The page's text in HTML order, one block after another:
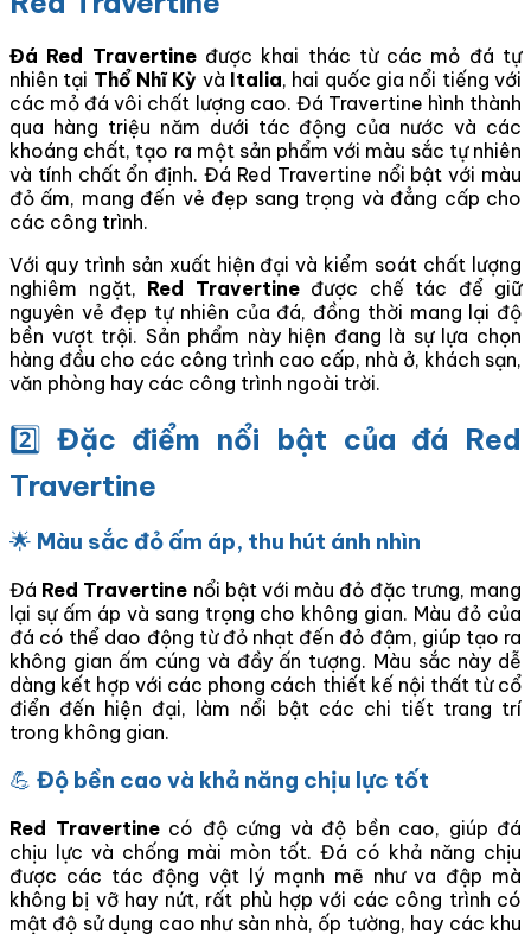
Đá Red Travertineđược khai thác từ các mỏ đá tự
nhiên tại Thổ Nhĩ Kỳ và Italia, hai quốc gia nổi tiếng với
các mỏ đá vôi chất lượng cao. Đá Travertine hình thành
qua hàng triệu năm dưới tác động của nước và các
khoáng chất, tạo ra một sản phẩm với màu sắc tự nhiên
và tính chất ổn định. Đá Red Travertine nổi bật với màu
đỏ ấm, mang đến vẻ đẹp sang trọng và đẳng cấp cho
các công trình.
Với quy trình sản xuất hiện đại và kiểm soát chất lượng
nghiêm ngặt, Red Travertineđược chế tác để giữ
nguyên vẻ đẹp tự nhiên của đá, đồng thời mang lại độ
bền vượt trội. Sản phẩm này hiện đang là sự lựa chọn
hàng đầu cho các công trình cao cấp, nhà ở, khách sạn,
văn phòng hay các công trình ngoài trời.
2️⃣ Đặc điểm nổi bật của đá Red
Travertine
🌟 Màu sắc đỏ ấm áp, thu hút ánh nhìn
Đá Red Travertine nổi bật với màu đỏ đặc trưng, mang
lại sự ấm áp và sang trọng cho không gian. Màu đỏ của
đá có thể dao động từ đỏ nhạt đến đỏ đậm, giúp tạo ra
không gian ấm cúng và đầy ấn tượng. Màu sắc này dễ
dàng kết hợp với các phong cách thiết kế nội thất từ cổ
điển đến hiện đại, làm nổi bật các chi tiết trang trí
trong không gian.
💪 Độ bền cao và khả năng chịu lực tốt
Red Travertinecó độ cứng và độ bền cao, giúp đá
chịu lực và chống mài mòn tốt. Đá có khả năng chịu
được các tác động vật lý mạnh mẽ như va đập mà
không bị vỡ hay nứt, rất phù hợp với các công trình có
mật độ sử dụng cao như sàn nhà, ốp tường, hay các khu